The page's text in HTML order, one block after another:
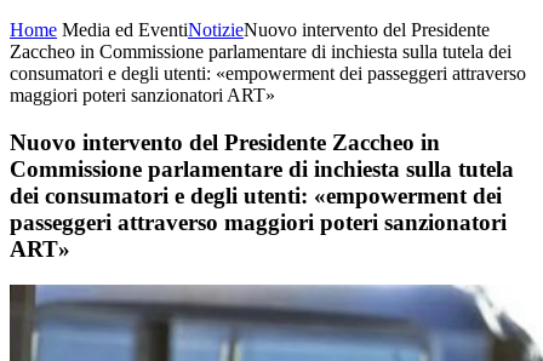
Home Media ed EventiNotizieNuovo intervento del Presidente
Zaccheo in Commissione parlamentare di inchiesta sulla tutela dei
consumatori e degli utenti: «empowerment dei passeggeri attraverso
maggiori poteri sanzionatori ART»
Nuovo intervento del Presidente Zaccheo in
Commissione parlamentare di inchiesta sulla tutela
dei consumatori e degli utenti: «empowerment dei
passeggeri attraverso maggiori poteri sanzionatori
ART»